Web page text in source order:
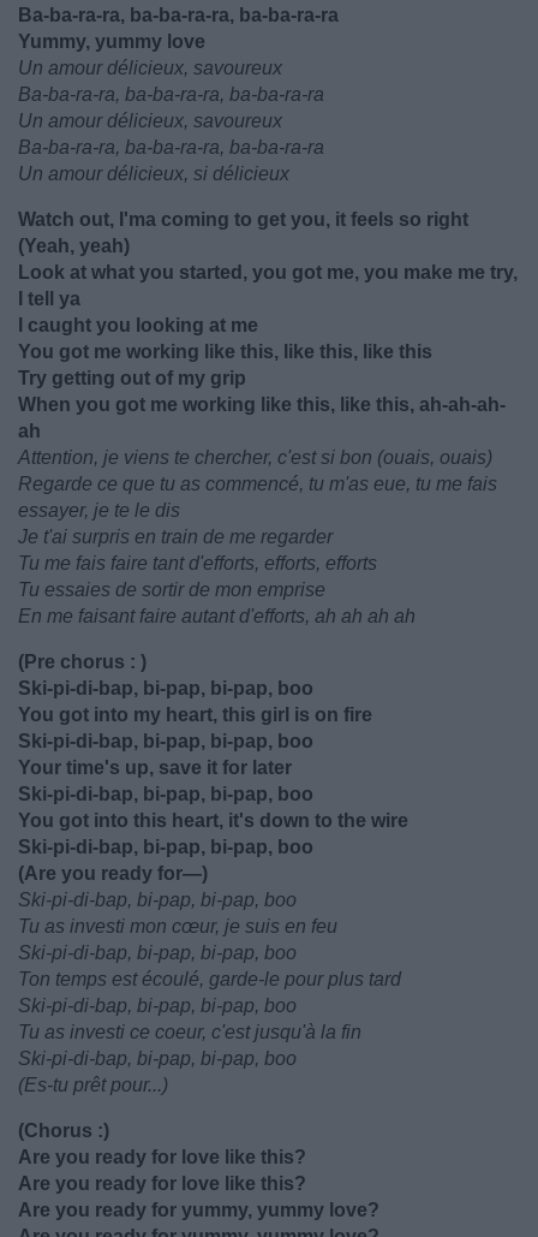
Ba-ba-ra-ra, ba-ba-ra-ra, ba-ba-ra-ra
Yummy, yummy love
Un amour délicieux, savoureux
Ba-ba-ra-ra, ba-ba-ra-ra, ba-ba-ra-ra
Un amour délicieux, savoureux
Ba-ba-ra-ra, ba-ba-ra-ra, ba-ba-ra-ra
Un amour délicieux, si délicieux
Watch out, I'ma coming to get you, it feels so right
(Yeah, yeah)
Look at what you started, you got me, you make me try,
I tell ya
I caught you looking at me
You got me working like this, like this, like this
Try getting out of my grip
When you got me working like this, like this, ah-ah-ah-
ah
Attention, je viens te chercher, c'est si bon (ouais, ouais)
Regarde ce que tu as commencé, tu m'as eue, tu me fais
essayer, je te le dis
Je t'ai surpris en train de me regarder
Tu me fais faire tant d'efforts, efforts, efforts
Tu essaies de sortir de mon emprise
En me faisant faire autant d'efforts, ah ah ah ah
(Pre chorus : )
Ski-pi-di-bap, bi-pap, bi-pap, boo
You got into my heart, this girl is on fire
Ski-pi-di-bap, bi-pap, bi-pap, boo
Your time's up, save it for later
Ski-pi-di-bap, bi-pap, bi-pap, boo
You got into this heart, it's down to the wire
Ski-pi-di-bap, bi-pap, bi-pap, boo
(Are you ready for—)
Ski-pi-di-bap, bi-pap, bi-pap, boo
Tu as investi mon cœur, je suis en feu
Ski-pi-di-bap, bi-pap, bi-pap, boo
Ton temps est écoulé, garde-le pour plus tard
Ski-pi-di-bap, bi-pap, bi-pap, boo
Tu as investi ce coeur, c'est jusqu'à la fin
Ski-pi-di-bap, bi-pap, bi-pap, boo
(Es-tu prêt pour...)
(Chorus :)
Are you ready for love like this?
Are you ready for love like this?
Are you ready for yummy, yummy love?